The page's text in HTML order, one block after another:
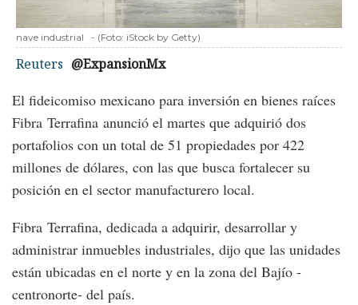
nave industrial - (Foto: iStock by Getty)
Reuters @ExpansionMx
El fideicomiso mexicano para inversión en bienes raíces
Fibra Terrafina anunció el martes que adquirió dos
portafolios con un total de 51 propiedades por 422
millones de dólares, con las que busca fortalecer su
posición en el sector manufacturero local.
Fibra Terrafina, dedicada a adquirir, desarrollar y
administrar inmuebles industriales, dijo que las unidades
están ubicadas en el norte y en la zona del Bajío -
centronorte- del país.